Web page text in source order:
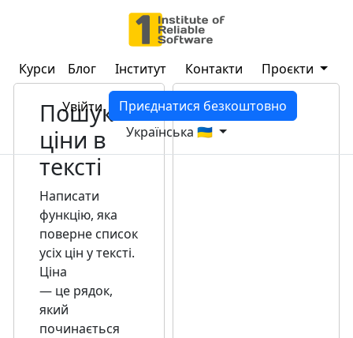
Курси Блог Інститут Контакти Проєкти
Увійти
Приєднатися безкоштовно
Українська 🇺🇦
Пошук
ціни в
тексті
Написати
функцію, яка
поверне список
усіх цін у тексті.
Ціна
— це рядок,
який
починається